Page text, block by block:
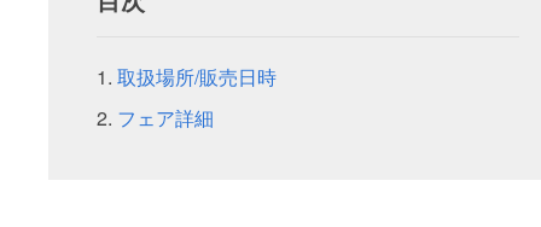
取扱場所/販売日時
フェア詳細